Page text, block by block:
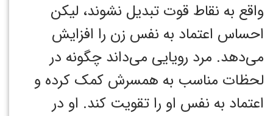
واقع به نقاط قوت تبدیل نشوند، لیکن
احساس اعتماد به نفس زن را افزایش
می‌دهد. مرد رویایی می‌داند چگونه در
لحظات مناسب به همسرش کمک کرده و
اعتماد به نفس او را تقویت کند. او در